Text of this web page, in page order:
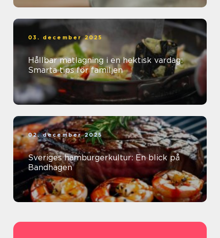
03. december 2025
Hållbar matlagning i en hektisk vardag:
Smarta tips för familjen
02. december 2025
Sveriges hamburgerkultur: En blick på
Bandhagen